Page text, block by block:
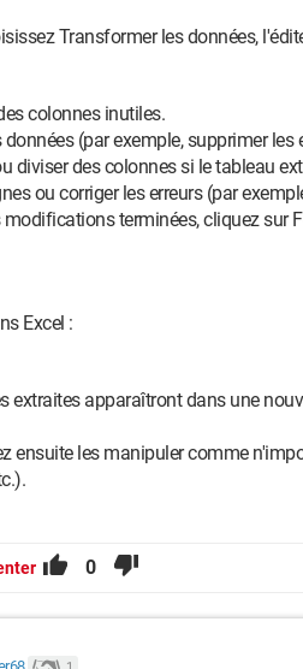
Transformer les données,
colonnes inutiles.
données (par exemple, supprimer
diviser des colonnes si le tableau
ou corriger les erreurs (par
modifications terminées, cliquez sur
Excel :
extraites apparaîtront dans une
ensuite les manipuler comme
0